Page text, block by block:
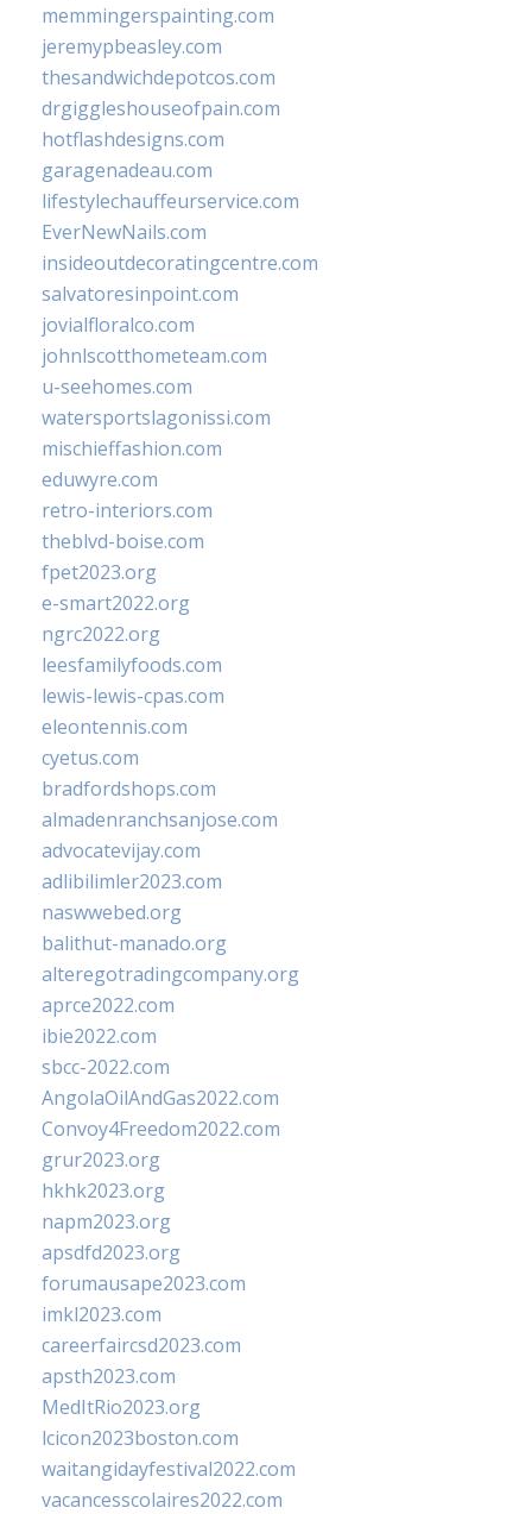
memmingerspainting.com
jeremypbeasley.com
thesandwichdepotcos.com
drgiggleshouseofpain.com
hotflashdesigns.com
garagenadeau.com
lifestylechauffeurservice.com
EverNewNails.com
insideoutdecoratingcentre.com
salvatoresinpoint.com
jovialfloralco.com
johnlscotthometeam.com
u-seehomes.com
watersportslagonissi.com
mischieffashion.com
eduwyre.com
retro-interiors.com
theblvd-boise.com
fpet2023.org
e-smart2022.org
ngrc2022.org
leesfamilyfoods.com
lewis-lewis-cpas.com
eleontennis.com
cyetus.com
bradfordshops.com
almadenranchsanjose.com
advocatevijay.com
adlibilimler2023.com
naswwebed.org
balithut-manado.org
alteregotradingcompany.org
aprce2022.com
ibie2022.com
sbcc-2022.com
AngolaOilAndGas2022.com
Convoy4Freedom2022.com
grur2023.org
hkhk2023.org
napm2023.org
apsdfd2023.org
forumausape2023.com
imkl2023.com
careerfaircsd2023.com
apsth2023.com
MedItRio2023.org
lcicon2023boston.com
waitangidayfestival2022.com
vacancesscolaires2022.com